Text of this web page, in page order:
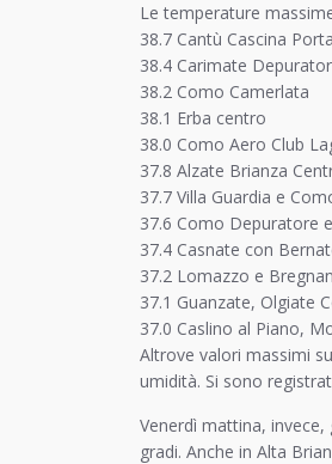
Le temperature
38.7 Cantù Cascina Porta
38.4 Carimate
38.2 Como Camerlata
38.1 Erba centro
38.0 Como Aero Club
37.8 Alzate Brianza
37.7 Villa Guardia e
37.6 Como Depuratore
37.4 Casnate con
37.2 Lomazzo e
37.1 Guanzate, Olgiate
37.0 Caslino al Piano,
Altrove valori massimi
umidità. Si sono
Venerdì mattina,
gradi. Anche in Alta